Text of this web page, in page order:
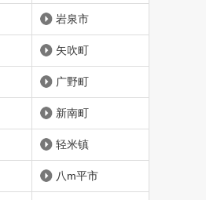
岩泉市
矢吹町
广野町
新南町
轻米镇
八m平市